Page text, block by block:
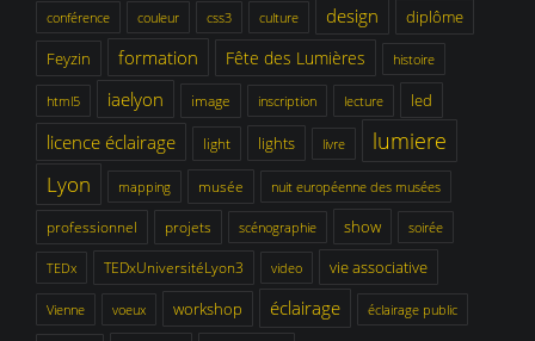
conférence couleur css3 culture design
diplôme
Feyzin
formation Fête des Lumières histoire
html5 iaelyon image inscription lecture led
licence éclairage light lights livre lumiere
Lyon mapping musée nuit européenne des musées
professionnel projets scénographie show soirée
TEDx TEDxUniversitéLyon3 video vie associative
Vienne voeux workshop éclairage éclairage public